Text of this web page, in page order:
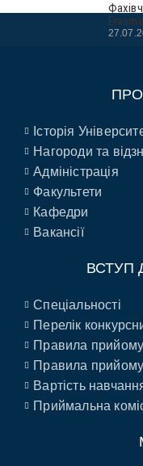
Історія
Нагороди та
Адміністрація
Факультети
Кафедри
Вакансії
ВСТУП
Спеціальності
Перелік
Правила прийому
Правила
Вартість
Приймальна